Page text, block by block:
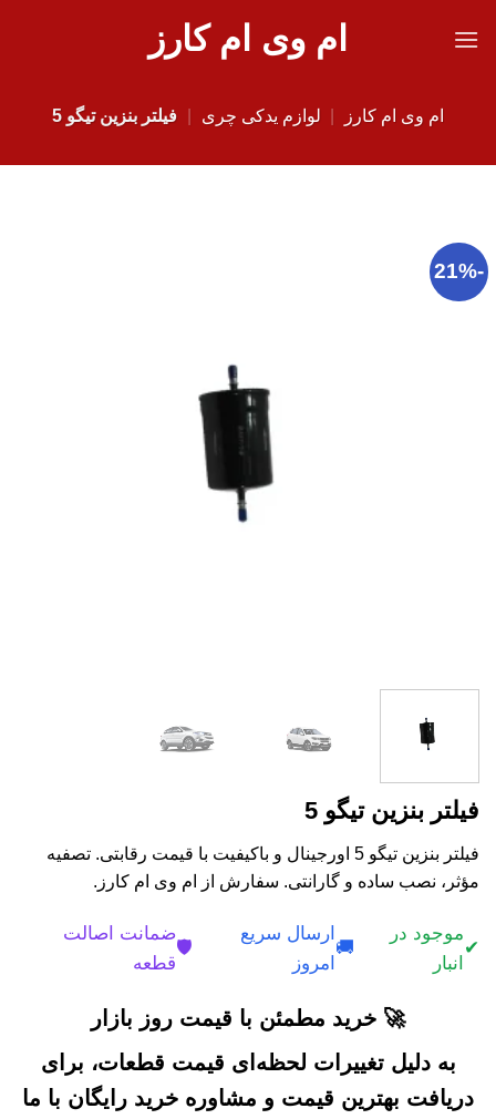
ام وی ام کارز
ام وی ام کارز لوازم یدکی چری فیلتر بنزین تیگو 5
-21%
فیلتر بنزین تیگو 5
فیلتر بنزین تیگو 5 اورجینال و باکیفیت با قیمت رقابتی. تصفیه
مؤثر، نصب ساده و گارانتی. سفارش از ام وی ام کارز.
✔
موجود در
انبار
🚚
ارسال سریع
امروز
🛡️
ضمانت اصالت
قطعه
🚀 خرید مطمئن با قیمت روز بازار
به دلیل تغییرات لحظه‌ای قیمت قطعات، برای
دریافت بهترین قیمت و مشاوره خرید رایگان با ما